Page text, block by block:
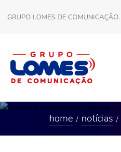
GRUPO LOMES DE COMUNICAÇÃO.
home notícias